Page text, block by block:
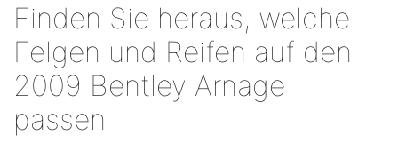
Finden Sie heraus, welche
Felgen und Reifen auf den
2009 Bentley Arnage
passen